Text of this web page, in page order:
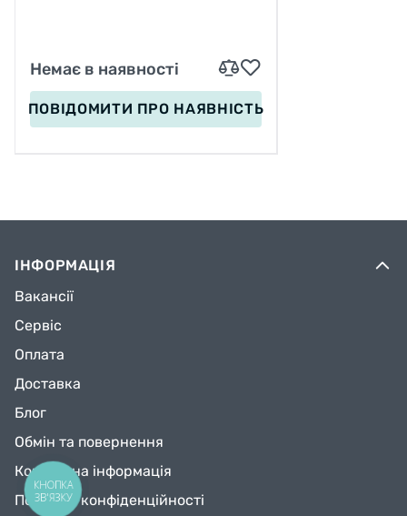
Немає в наявності
ПОВІДОМИТИ ПРО НАЯВНІСТЬ
ІНФОРМАЦІЯ
Вакансії
Сервіс
Оплата
Доставка
Блог
Обмін та повернення
Контактна інформація
Політика конфіденційності
КНОПКА
ЗВ'ЯЗКУ